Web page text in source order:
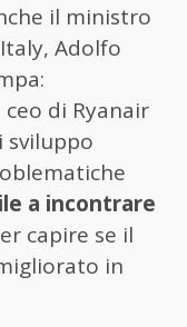
il ministro
Adolfo
di Ryanair
sviluppo
a incontrare
capire se il
in